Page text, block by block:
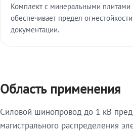
Комплект с минеральными плитами
обеспечивает предел
документации.
Область применения
Силовой шинопровод до 1 кВ
магистрального распределения